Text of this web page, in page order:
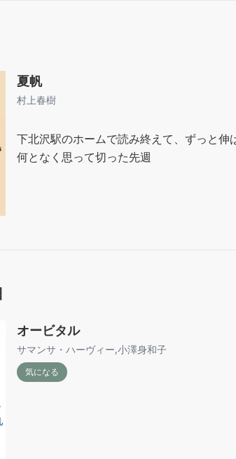
夏帆
村上春樹
下北沢駅のホームで読み終えて、ずっと伸
何となく思って切った先週
オービタル
サマンサ・ハーヴィー,小澤身和子
気になる